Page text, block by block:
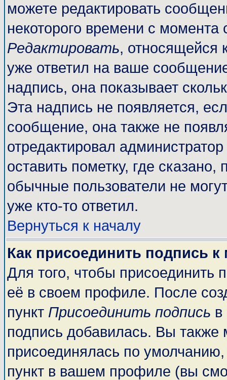
можете редактировать
некоторого времени с
Редактировать, относящейся
уже ответил на ваше
надпись, она показывает
Эта надпись не появляется,
сообщение, она также не
отредактировал
оставить пометку, где
обычные пользователи не
уже кто-то ответил.
Вернуться к началу
Как присоединить подпись
Для того, чтобы присоединить
её в своем профиле. После
пункт Присоединить подпись
подпись добавилась. Вы также
присоединялась по
пункт в вашем профиле (вы